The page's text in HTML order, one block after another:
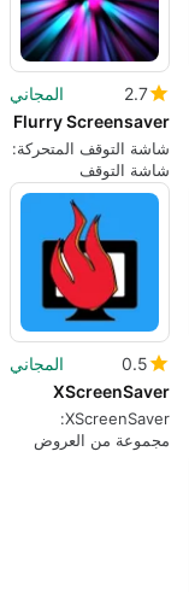
2.7
المجاني
Flurry Screensaver
شاشة التوقف المتحركة:
شاشة التوقف
الكلاسيكية لنظام ماك
على هاتفك الآيفون
0.5
المجاني
XScreenSaver
XScreenSaver:
مجموعة من العروض